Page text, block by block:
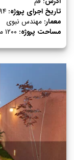
تاریخ اجرای پروژه:
معمار: مهندس نبوی
مساحت پروژه: